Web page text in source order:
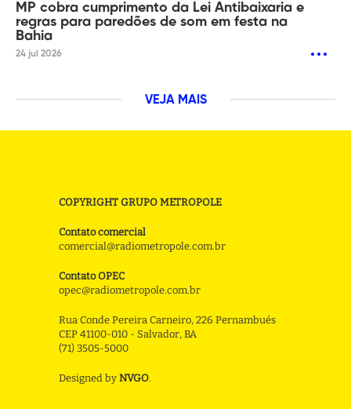
MP cobra cumprimento da Lei Antibaixaria e
regras para paredões de som em festa na
Bahia
24 jul 2026
VEJA MAIS
COPYRIGHT GRUPO METROPOLE
Contato comercial
comercial@radiometropole.com.br
Contato OPEC
opec@radiometropole.com.br
Rua Conde Pereira Carneiro, 226 Pernambués
CEP 41100-010 - Salvador, BA
(71) 3505-5000
Designed by NVGO.